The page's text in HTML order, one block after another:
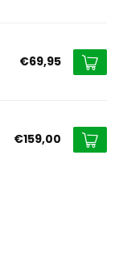
€69,95
€159,00